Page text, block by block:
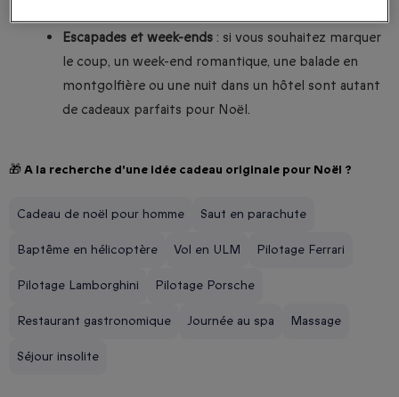
Escapades et week-ends : si vous souhaitez marquer
le coup, un week-end romantique, une balade en
montgolfière ou une nuit dans un hôtel sont autant
de cadeaux parfaits pour Noël.
🎁 A la recherche d'une idée cadeau originale pour Noël ?
Cadeau de noël pour homme Saut en parachute
Baptême en hélicoptère Vol en ULM Pilotage Ferrari
Pilotage Lamborghini Pilotage Porsche
Restaurant gastronomique Journée au spa Massage
Séjour insolite